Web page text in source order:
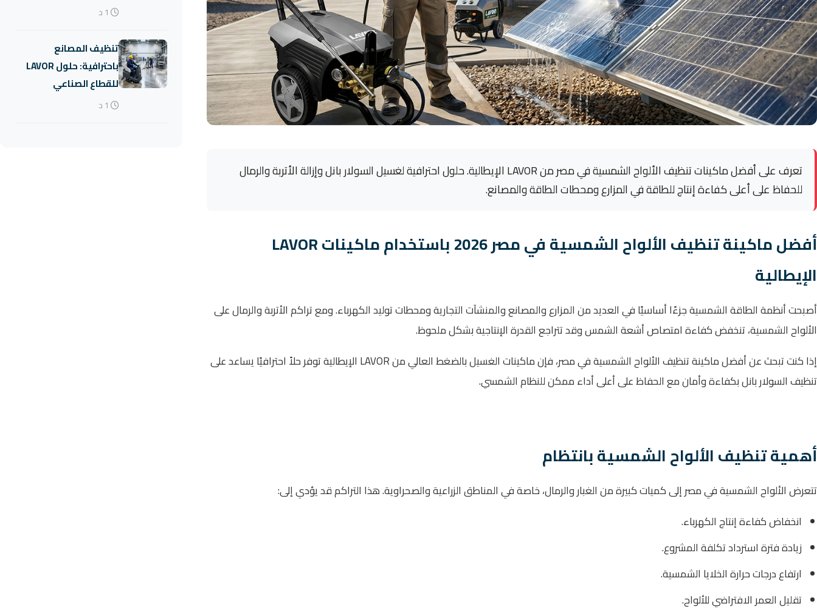
تعرف على أفضل ماكينات تنظيف الألواح الشمسية في مصر من LAVOR الإيطالية. حلول احترافية لغسيل السولار بانل وإزالة الأتربة والرمال
للحفاظ على أعلى كفاءة إنتاج للطاقة في المزارع ومحطات الطاقة والمصانع.
أفضل ماكينة تنظيف الألواح الشمسية في مصر 2026 باستخدام ماكينات LAVOR
الإيطالية
أصبحت أنظمة الطاقة الشمسية جزءًا أساسيًا في العديد من المزارع والمصانع والمنشآت التجارية ومحطات توليد الكهرباء. ومع تراكم الأتربة والرمال على
الألواح الشمسية، تنخفض كفاءة امتصاص أشعة الشمس وقد تتراجع القدرة الإنتاجية بشكل ملحوظ.
إذا كنت تبحث عن أفضل ماكينة تنظيف الألواح الشمسية في مصر، فإن ماكينات الغسيل بالضغط العالي من LAVOR الإيطالية توفر حلاً احترافيًا يساعد على
تنظيف السولار بانل بكفاءة وأمان مع الحفاظ على أعلى أداء ممكن للنظام الشمسي.
أهمية تنظيف الألواح الشمسية بانتظام
تتعرض الألواح الشمسية في مصر إلى كميات كبيرة من الغبار والرمال، خاصة في المناطق الزراعية والصحراوية. هذا التراكم قد يؤدي إلى:
انخفاض كفاءة إنتاج الكهرباء.
زيادة فترة استرداد تكلفة المشروع.
ارتفاع درجات حرارة الخلايا الشمسية.
تقليل العمر الافتراضي للألواح.
تنظيف المصانع
باحترافية: حلول LAVOR
للقطاع الصناعي